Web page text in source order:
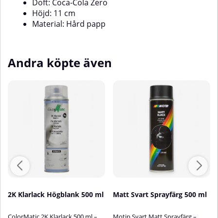
Doft: Coca-Cola Zero
Höjd: 11 cm
Material: Hård papp
Andra köpte även
2K Klarlack Högblank 500 ml Matt Svart Sprayfärg 500 ml